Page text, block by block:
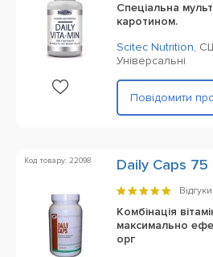
Спеціальна
каротином.
Scitec Nutrition,
Універсальні
Повідомити
Код товару: 22098 Daily Caps 75
Відгуки
Комбінація
максимально
орг